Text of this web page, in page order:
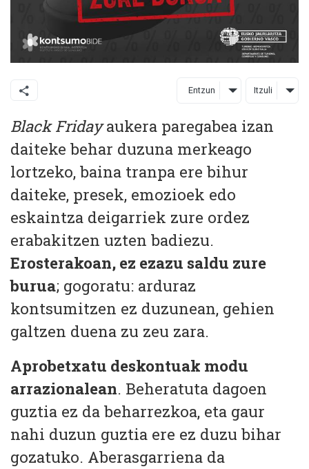
Entzun Itzuli
Black Fridayaukera paregabea izan
daiteke behar duzuna merkeago
lortzeko, baina tranpa ere bihur
daiteke, presek, emozioek edo
eskaintza deigarriek zure ordez
erabakitzen uzten badiezu.
Erosterakoan, ez ezazu saldu zure
burua; gogoratu: arduraz
kontsumitzen ez duzunean, gehien
galtzen duena zu zeu zara.
Aprobetxatu deskontuak modu
arrazionalean. Beheratuta dagoen
guztia ez da beharrezkoa, eta gaur
nahi duzun guztia ere ez duzu bihar
gozatuko. Aberasgarriena da